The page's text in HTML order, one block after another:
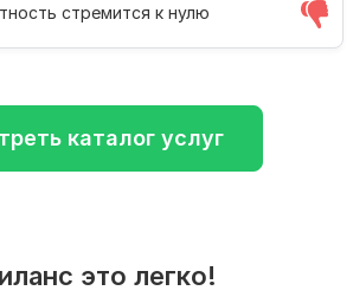
стремится к нулю
каталог услуг
это легко!